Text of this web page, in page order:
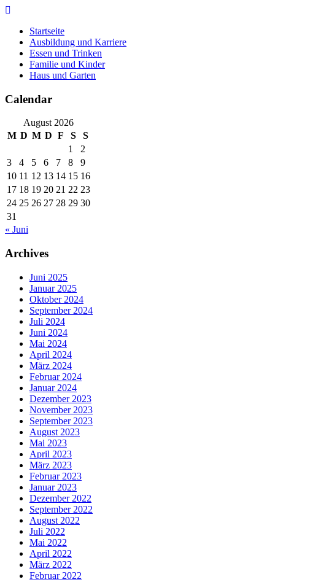
Skip
contentStartseite
Ausbildung und Karriere
Essen und Trinken
Familie und Kinder
Haus und Garten
Calendar
August 2026
M D M D F S
S
1
2
3
4 5 6 7 8
9
10 11 12 13 14 15 16
17 18 19 20 21 22 23
24 25 26 27 28 29 30
31
« Juni
Archives
Juni 2025
Januar 2025
Oktober 2024
September 2024
Juli 2024
Juni 2024
Mai 2024
April 2024
März 2024
Februar 2024
Januar 2024
Dezember 2023
November 2023
September 2023
August 2023
Mai 2023
April 2023
März 2023
Februar 2023
Januar 2023
Dezember 2022
September 2022
August 2022
Juli 2022
Mai 2022
April 2022
März 2022
Februar 2022